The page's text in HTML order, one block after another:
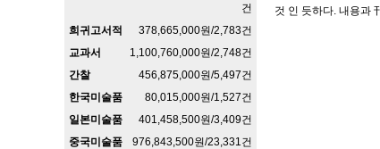
건
378,665,000원/2,783건
희귀고서적
1,100,760,000원/2,748건
교과서
456,875,000원/5,497건
간찰
80,015,000원/1,527건
한국미술품
401,458,500원/3,409건
일본미술품
976,843,500원/23,331건
중국미술품
것 인 듯하다. 내용과